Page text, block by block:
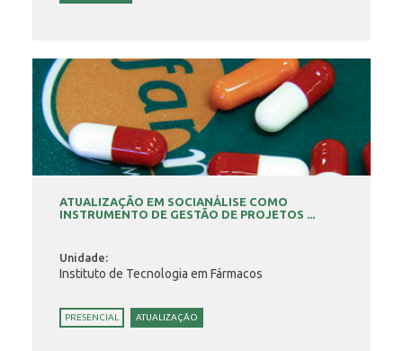
ATUALIZAÇÃO EM SOCIANÁLISE COMO
INSTRUMENTO DE GESTÃO DE PROJETOS ...
Unidade:
Instituto de Tecnologia em Fármacos
PRESENCIAL ATUALIZAÇÃO